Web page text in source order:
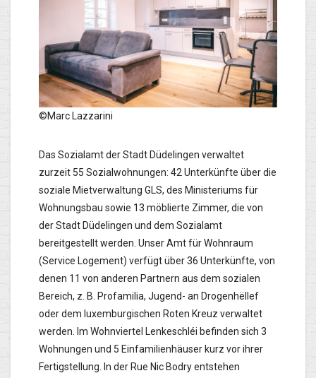
©Marc Lazzarini
Das Sozialamt der Stadt Düdelingen verwaltet
zurzeit 55 Sozialwohnungen: 42 Unterkünfte über die
soziale Mietverwaltung GLS, des Ministeriums für
Wohnungsbau sowie 13 möblierte Zimmer, die von
der Stadt Düdelingen und dem Sozialamt
bereitgestellt werden. Unser Amt für Wohnraum
(Service Logement) verfügt über 36 Unterkünfte, von
denen 11 von anderen Partnern aus dem sozialen
Bereich, z. B. Profamilia, Jugend- an Drogenhëllef
oder dem luxemburgischen Roten Kreuz verwaltet
werden. Im Wohnviertel Lenkeschléi befinden sich 3
Wohnungen und 5 Einfamilienhäuser kurz vor ihrer
Fertigstellung. In der Rue Nic Bodry entstehen